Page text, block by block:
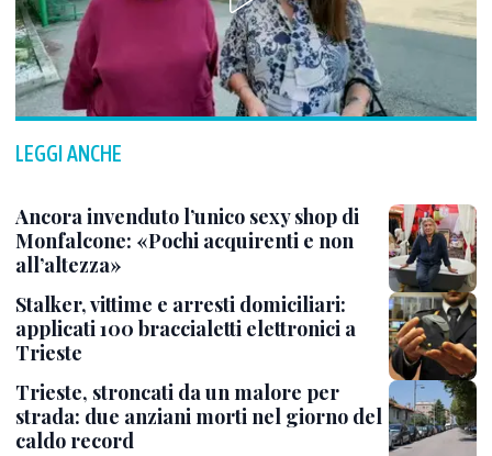
LEGGI ANCHE
Ancora invenduto l’unico sexy shop di
Monfalcone: «Pochi acquirenti e non
all’altezza»
Stalker, vittime e arresti domiciliari:
applicati 100 braccialetti elettronici a
Trieste
Trieste, stroncati da un malore per
strada: due anziani morti nel giorno del
caldo record